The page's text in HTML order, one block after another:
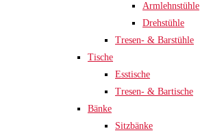
Armlehnstühle
Drehstühle
Tresen- & Barstühle
Tische
Esstische
Tresen- & Bartische
Bänke
Sitzbänke